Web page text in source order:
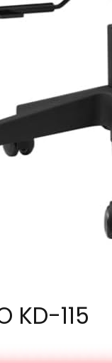
KD-115